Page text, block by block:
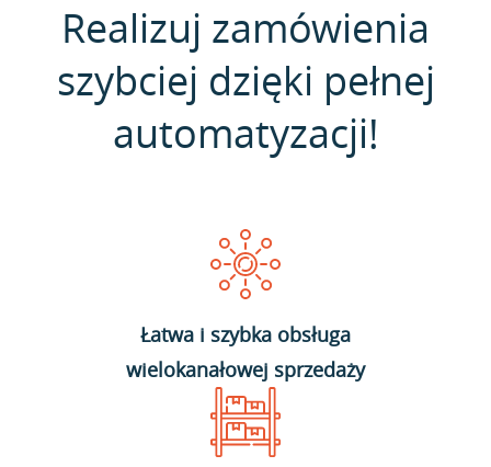
Realizuj zamówienia
szybciej dzięki pełnej
automatyzacji!
Łatwa i szybka obsługa
wielokanałowej sprzedaży